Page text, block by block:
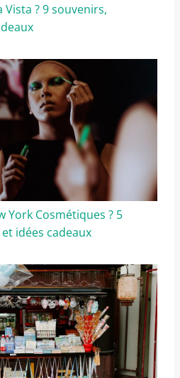
? 9 souvenirs,
York Cosmétiques ? 5
idées cadeaux